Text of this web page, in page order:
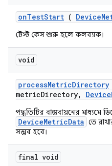
onTestStart ( Device
টেস্ট কেস শুরু হলে কলব্যাক।
void
processMetricDirectory
metricDirectory, Device
পদ্ধতিটির বাস্তবায়নের মাধ্যমে
DeviceMetricData তে
সম্ভব হবে।
final void